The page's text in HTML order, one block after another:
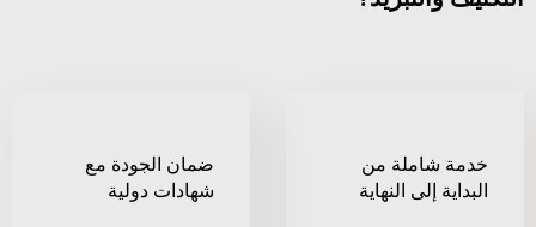
من
إلى النهاية
ضمان الجودة مع
شهادات دولية